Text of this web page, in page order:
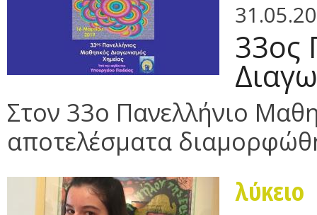
33ος
Στον 33ο Πανελλήνιο
αποτελέσματα
λύκειο